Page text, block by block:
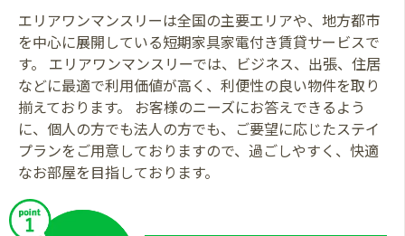
エリアワンマンスリーは全国の主要エリアや、地方都市
を中心に展開している短期家具家電付き賃貸サービスで
す。 エリアワンマンスリーでは、ビジネス、出張、住居
などに最適で利用価値が高く、利便性の良い物件を取り
揃えております。 お客様のニーズにお答えできるよう
に、個人の方でも法人の方でも、ご要望に応じたステイ
プランをご用意しておりますので、過ごしやすく、快適
なお部屋を目指しております。